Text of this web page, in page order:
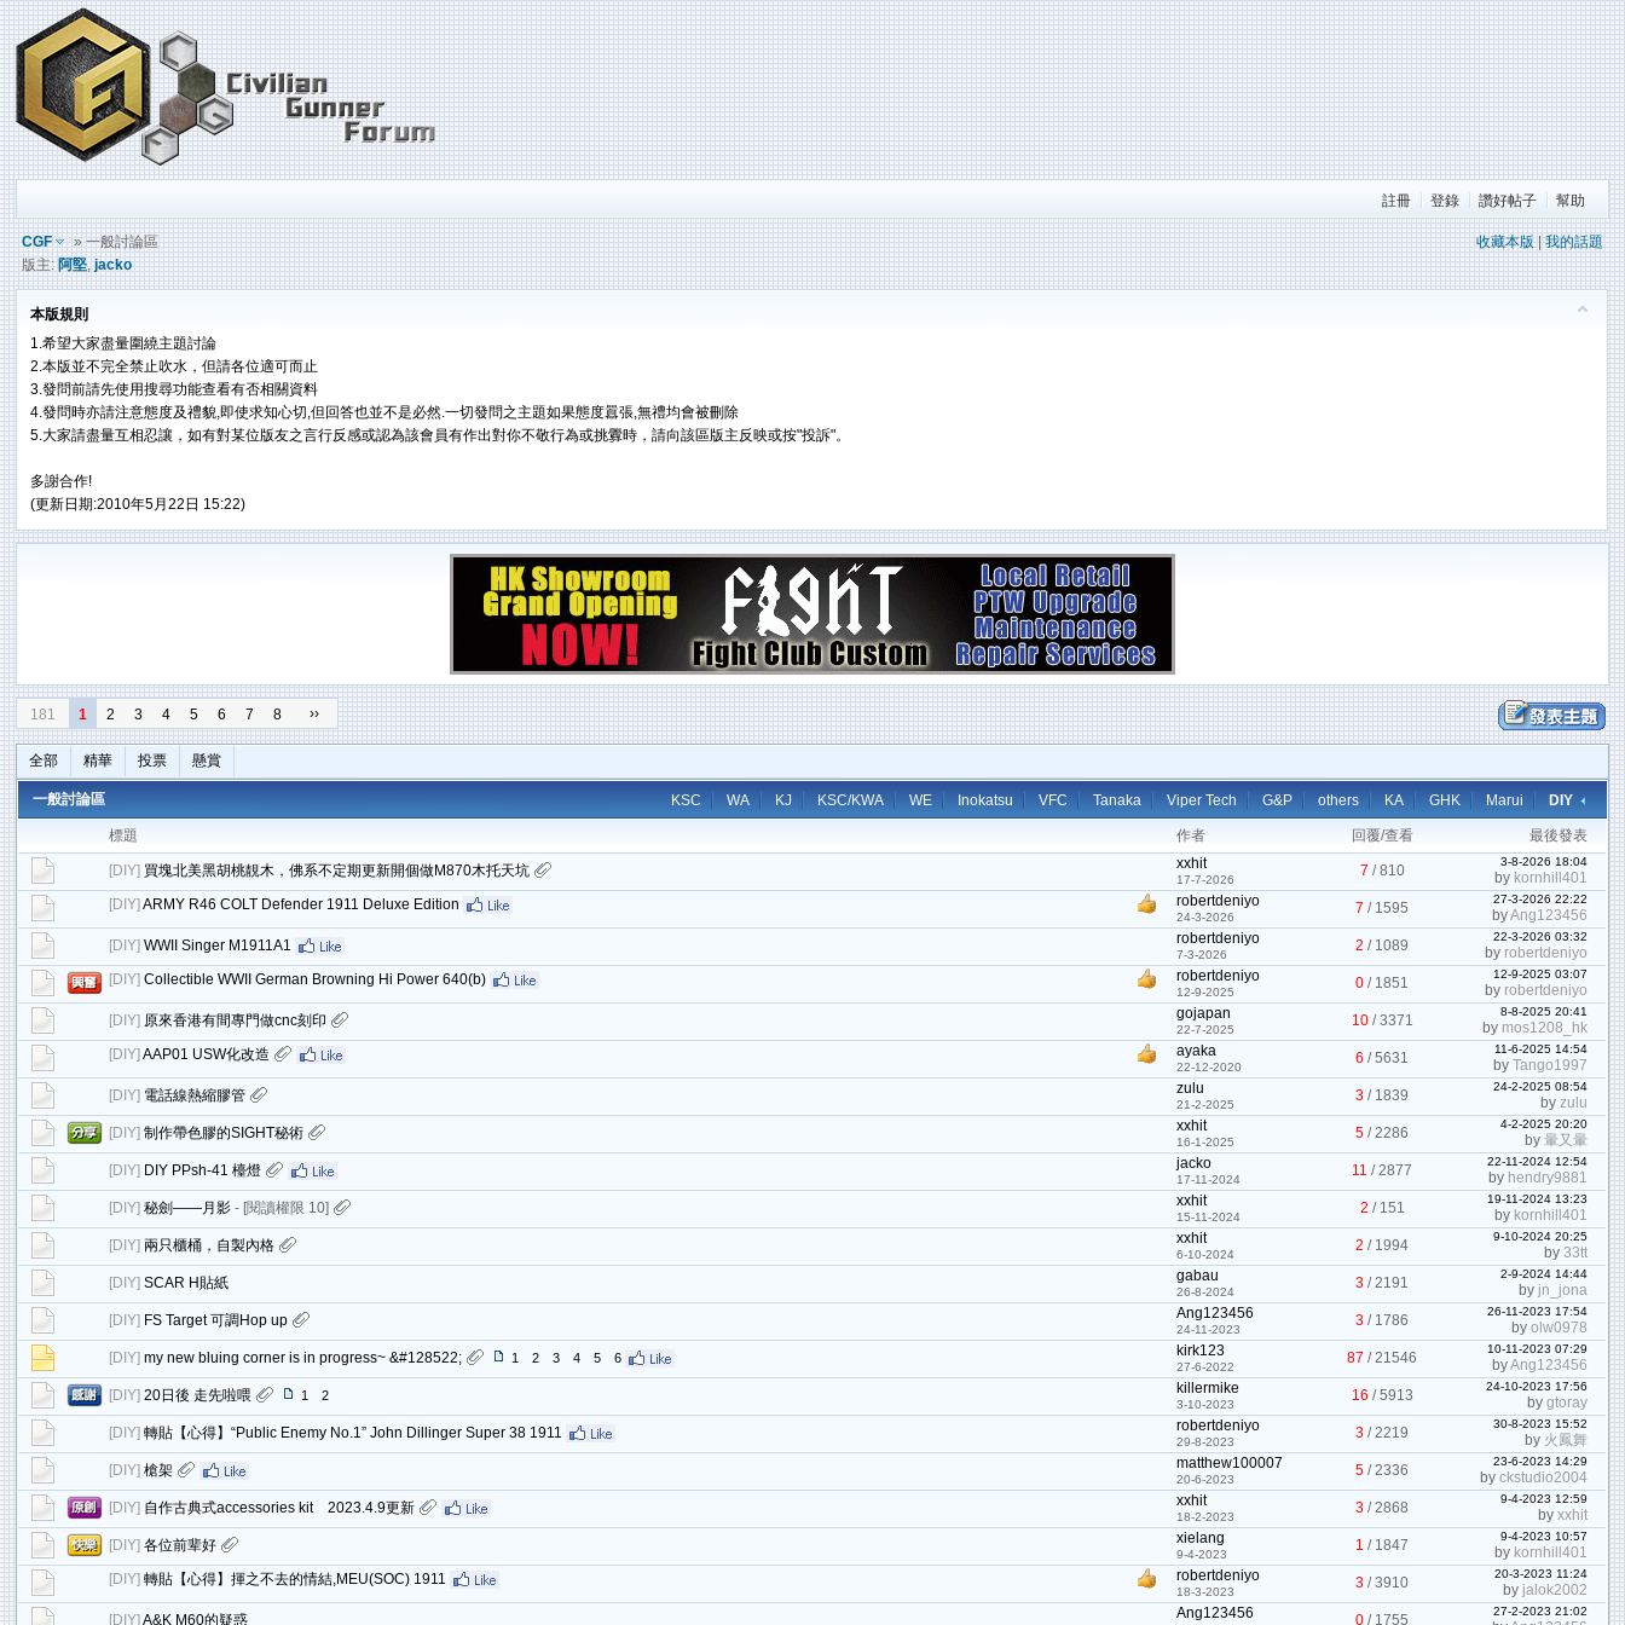
註冊 登錄 讚好帖子 幫助
收藏本版|我的話題
CGF
» 一般討論區
版主: 阿堅,jacko
本版規則
1.希望大家盡量圍繞主題討論
2.本版並不完全禁止吹水，但請各位適可而止
3.發問前請先使用搜尋功能查看有否相關資料
4.發問時亦請注意態度及禮貌,即使求知心切,但回答也並不是必然.一切發問之主題如果態度囂張,無禮均會被刪除
5.大家請盡量互相忍讓，如有對某位版友之言行反感或認為該會員有作出對你不敬行為或挑釁時，請向該區版主反映或按"投訴"。
多謝合作!
(更新日期:2010年5月22日 15:22)
181 1 2 3 4 5 6 7 8 ››
全部 精華 投票 懸賞
KSC WA KJ KSC/KWA WE Inokatsu VFC Tanaka Viper Tech G&P others KA GHK Marui DIY
一般討論區
標題 作者 回覆/查看 最後發表
[DIY] 買塊北美黑胡桃靚木，佛系不定期更新開個做M870木托天坑 xxhit
17-7-2026
7 /810
3-8-2026 18:04
by kornhill401
[DIY] ARMY R46 COLT Defender 1911 Deluxe Edition robertdeniyo
24-3-2026
7 / 1595
27-3-2026 22:22
byAng123456
[DIY] WWII Singer M1911A1 robertdeniyo
7-3-2026
2 / 1089
22-3-2026 03:32
by robertdeniyo
[DIY] Collectible WWII German Browning Hi Power 640(b) robertdeniyo
12-9-2025
0 / 1851
12-9-2025 03:07
by robertdeniyo
[DIY] 原來香港有間專門做cnc刻印 gojapan
22-7-2025
10/3371
8-8-2025 20:41
by mos1208_hk
[DIY] AAP01 USW化改造 ayaka
22-12-2020
6 /5631
11-6-2025 14:54
byTango1997
[DIY] 電話線熱縮膠管 zulu
21-2-2025
3 / 1839
24-2-2025 08:54
byzulu
[DIY] 制作帶色膠的SIGHT秘術 xxhit
16-1-2025
5 /2286
4-2-2025 20:20
by暈又暈
[DIY] DIY PPsh-41 檯燈 jacko
17-11-2024
11 /2877
22-11-2024 12:54
by hendry9881
[DIY] 秘劍——月影 - [閱讀權限 10] xxhit
15-11-2024
2 / 151
19-11-2024 13:23
by kornhill401
[DIY] 兩只櫃桶，自製內格 xxhit
6-10-2024
2 / 1994
9-10-2024 20:25
by33tt
[DIY] SCAR H貼紙 gabau
26-8-2024
3 /2191
2-9-2024 14:44
by jn_jona
[DIY] FS Target 可調Hop up Ang123456
24-11-2023
3 / 1786
26-11-2023 17:54
byolw0978
[DIY] my new bluing corner is in progress~ &#128522; 1 2 3 4 5 6 kirk123
27-6-2022
87 /21546
10-11-2023 07:29
byAng123456
[DIY] 20日後 走先啦喂 1 2 killermike
3-10-2023
16 /5913
24-10-2023 17:56
bygtoray
[DIY] 轉貼【心得】“Public Enemy No.1” John Dillinger Super 38 1911 robertdeniyo
29-8-2023
3 /2219
30-8-2023 15:52
by 火鳳舞
[DIY] 槍架 matthew100007
20-6-2023
5 /2336
23-6-2023 14:29
byckstudio2004
[DIY] 自作古典式accessories kit 2023.4.9更新 xxhit
18-2-2023
3 /2868
9-4-2023 12:59
byxxhit
[DIY] 各位前辈好 xielang
9-4-2023
1 / 1847
9-4-2023 10:57
by kornhill401
[DIY] 轉貼【心得】揮之不去的情結,MEU(SOC) 1911 robertdeniyo
18-3-2023
3 /3910
20-3-2023 11:24
by jalok2002
[DIY] A&K M60的疑惑 Ang123456 0 / 1755
27-2-2023 21:02